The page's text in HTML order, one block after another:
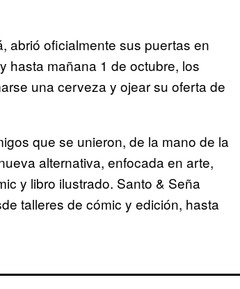
abrió oficialmente sus puertas en
hasta mañana 1 de octubre, los
una cerveza y ojear su oferta de
que se unieron, de la mano de la
alternativa, enfocada en arte,
y libro ilustrado. Santo & Seña
talleres de cómic y edición, hasta